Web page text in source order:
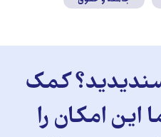
کمک
این امکان را